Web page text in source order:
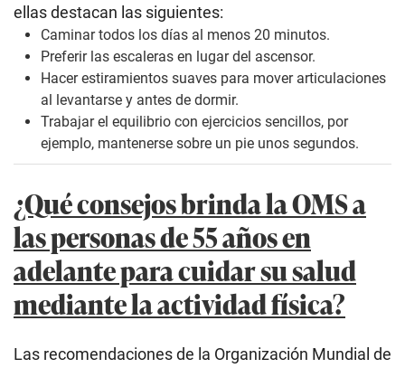
ellas destacan las siguientes:
Caminar todos los días al menos 20 minutos.
Preferir las escaleras en lugar del ascensor.
Hacer estiramientos suaves para mover articulaciones
al levantarse y antes de dormir.
Trabajar el equilibrio con ejercicios sencillos, por
ejemplo, mantenerse sobre un pie unos segundos.
¿Qué consejos brinda la OMS a
las personas de 55 años en
adelante para cuidar su salud
mediante la actividad física?
Las recomendaciones de la Organización Mundial de